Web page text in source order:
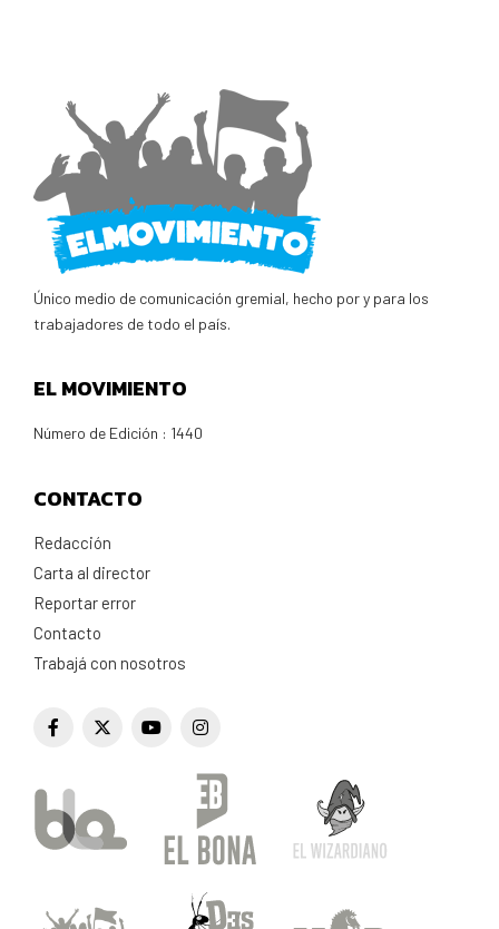
Único medio de comunicación gremial, hecho por y para los
trabajadores de todo el país.
EL MOVIMIENTO
Número de Edición : 1440
CONTACTO
Redacción
Carta al director
Reportar error
Contacto
Trabajá con nosotros